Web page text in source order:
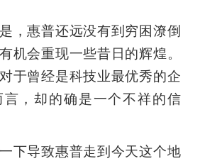
，惠普还远没有到穷困潦倒
机会重现一些昔日的辉煌。
于曾经是科技业最优秀的企
，却的确是一个不祥的信
下导致惠普走到今天这个地